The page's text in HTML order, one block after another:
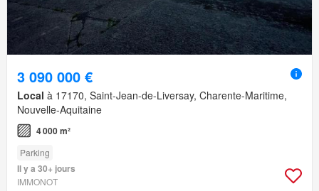
3 090 000 €
Local à 17170, Saint-Jean-de-Liversay, Charente-Maritime,
Nouvelle-Aquitaine
4 000 m²
Parking
Il y a 30+ jours
IMMONOT